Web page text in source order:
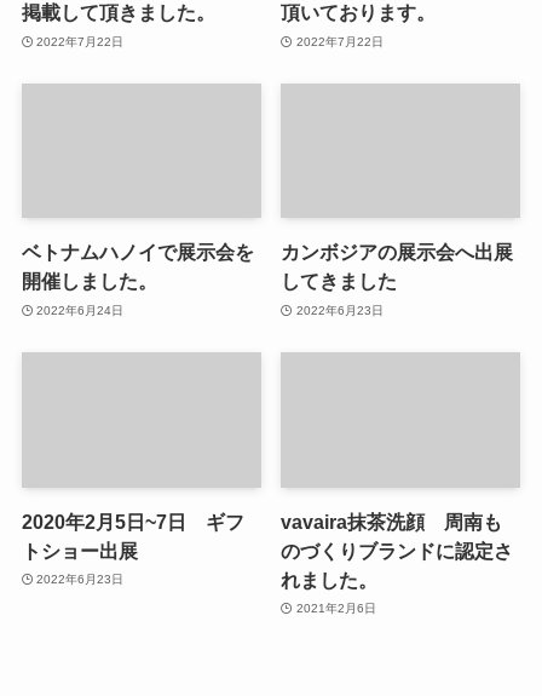
掲載して頂きました。
2022年7月22日
頂いております。
2022年7月22日
ベトナムハノイで展示会を
開催しました。
2022年6月24日
カンボジアの展示会へ出展
してきました
2022年6月23日
2020年2月5日~7日 ギフ
トショー出展
2022年6月23日
vavaira抹茶洗顔 周南も
のづくりブランドに認定さ
れました。
2021年2月6日